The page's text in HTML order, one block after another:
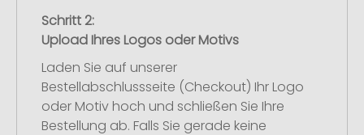
Schritt 2:
Upload Ihres Logos oder Motivs
Laden Sie auf unserer
Bestellabschlussseite (Checkout) Ihr Logo
oder Motiv hoch und schließen Sie Ihre
Bestellung ab. Falls Sie gerade keine